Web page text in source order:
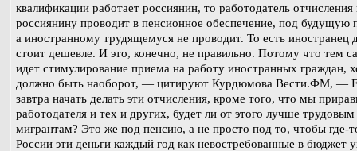
квалификации работает россиянин, то работодатель отчисления
россиянину проводит в пенсионное обеспечение, под будущую
а иностранному трудящемуся не проводит. То есть иностранец
стоит дешевле. И это, конечно, не правильно. Потому что тем
идет стимулирование приема на работу иностранных граждан,
должно быть наоборот, — цитируют Курдюмова Вести.ФМ, —
завтра начать делать эти отчисления, кроме того, что мы
работодателя и тех и других, будет ли от этого лучше трудовым
мигрантам? Это же под пенсию, а не просто под то, чтобы где-
России эти деньги каждый год как невостребованные в бюджет